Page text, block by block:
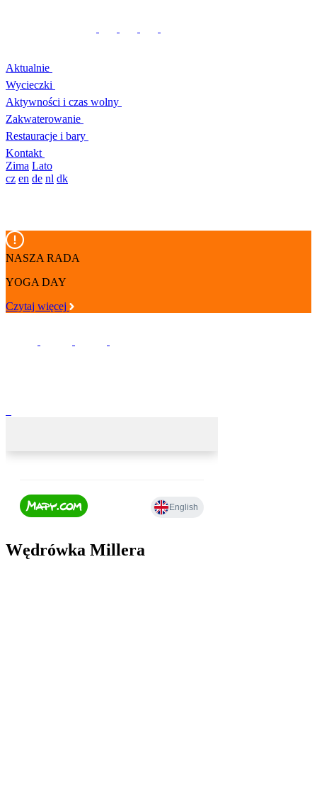
Aktualnie
Wycieczki
Aktywności i czas wolny
Zakwaterowanie
Restauracje i bary
Kontakt
Zima Lato
cz en de nl dk
NASZA RADA
YOGA DAY
Czytaj więcej
Wędrówka Millera